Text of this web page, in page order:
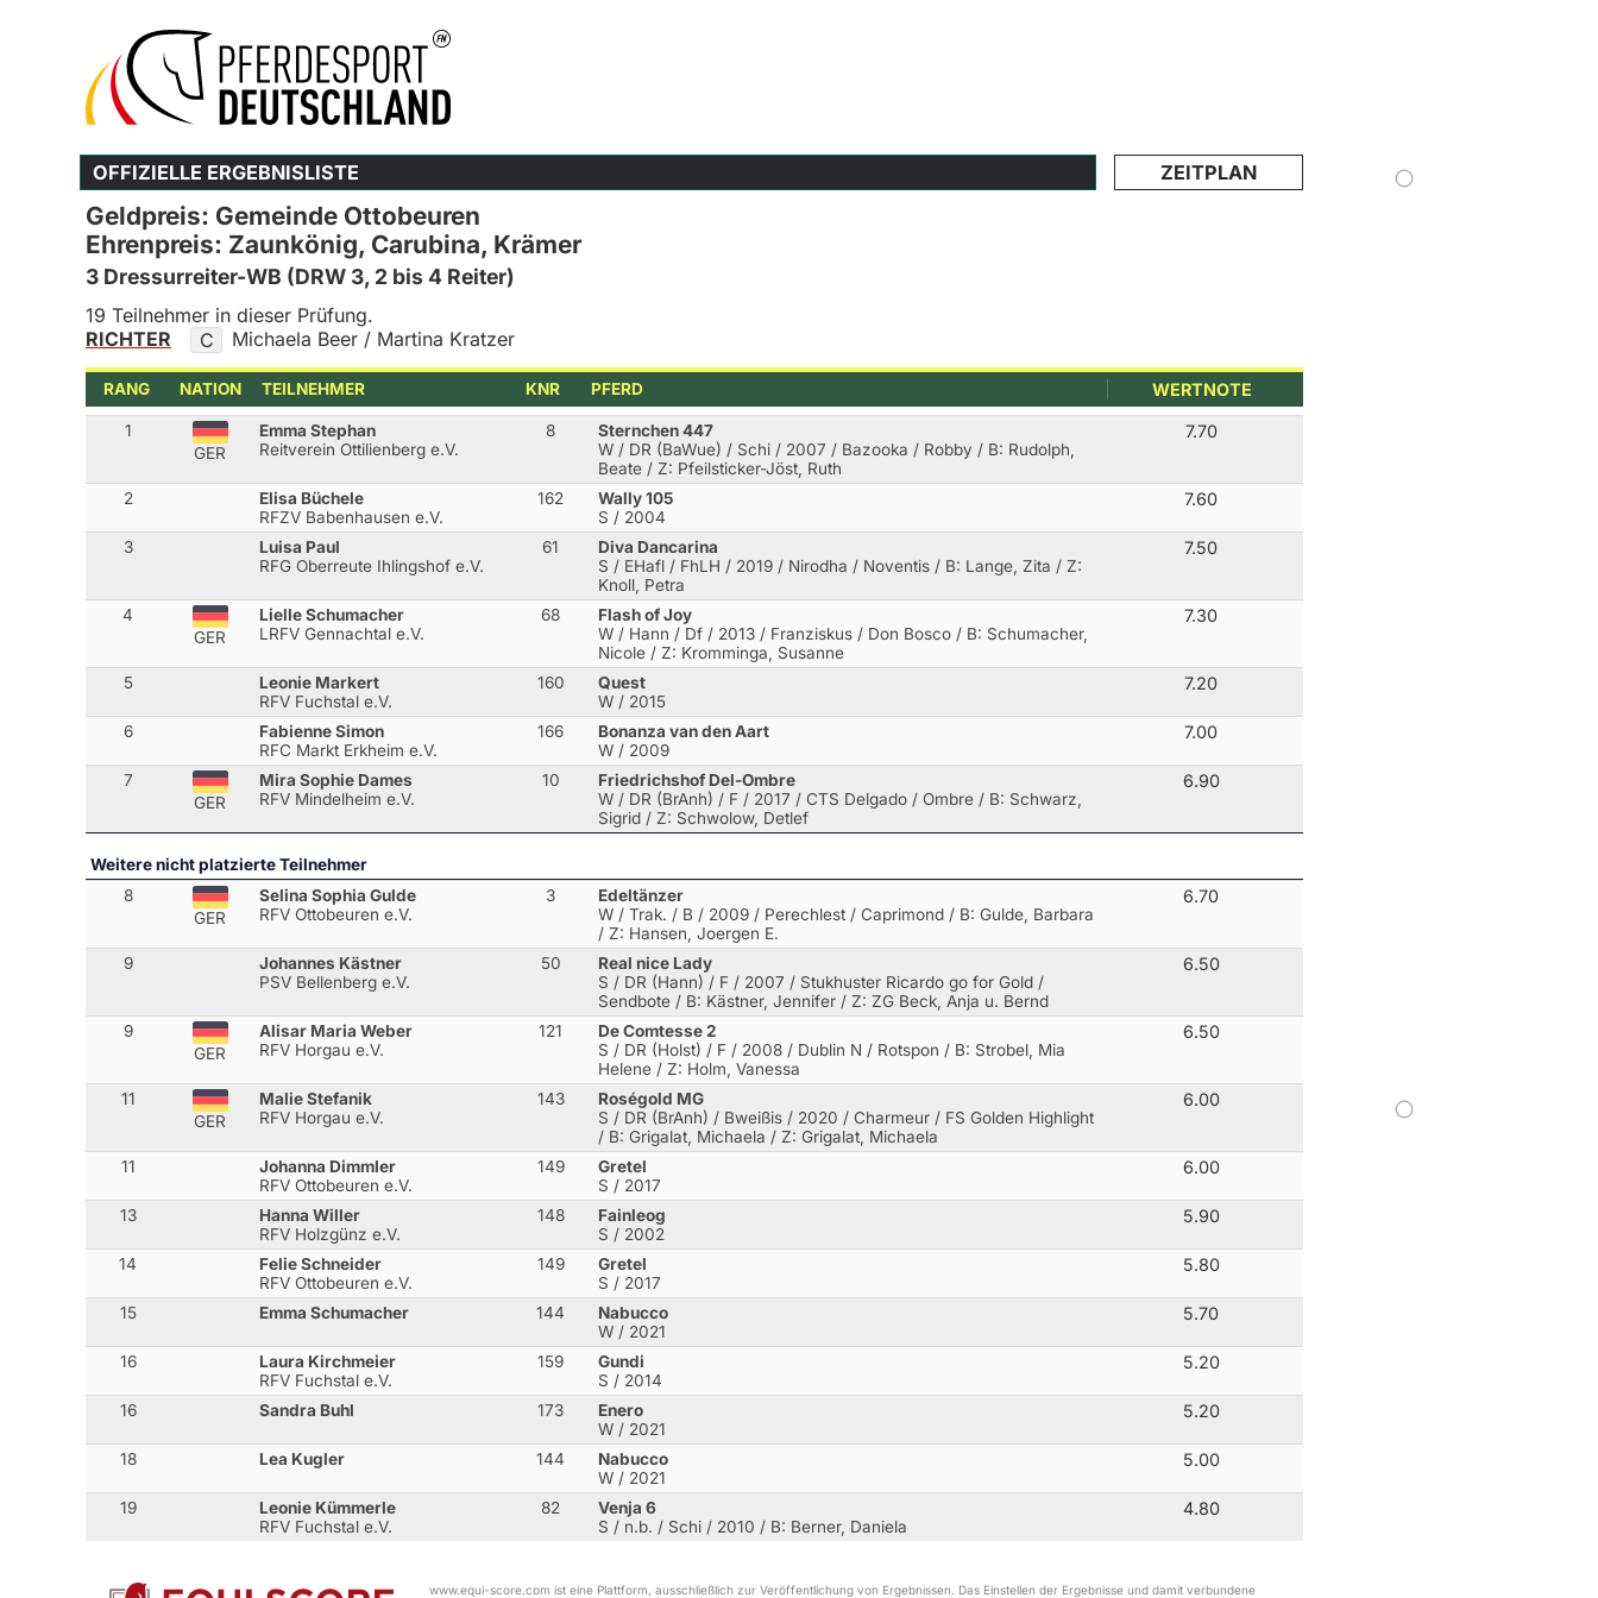
OFFIZIELLE ERGEBNISLISTE ZEITPLAN
Geldpreis: Gemeinde Ottobeuren
Ehrenpreis: Zaunkönig, Carubina, Krämer
3 Dressurreiter-WB (DRW 3, 2 bis 4 Reiter)
19 Teilnehmer in dieser Prüfung.
RICHTER
C Michaela Beer / Martina Kratzer
RANG NATION TEILNEHMER KNR PFERD WERTNOTE
1
GER
Emma Stephan
Reitverein Ottilienberg e.V.
8
Sternchen 447
W / DR (BaWue) / Schi / 2007 / Bazooka / Robby / B: Rudolph,
Beate / Z: Pfeilsticker-Jöst, Ruth
7.70
2
Elisa Büchele
RFZV Babenhausen e.V.
162
Wally 105
S / 2004
7.60
3
Luisa Paul
RFG Oberreute Ihlingshof e.V.
61
Diva Dancarina
S / EHafl / FhLH / 2019 / Nirodha / Noventis/ B: Lange, Zita / Z:
Knoll, Petra
7.50
4
GER
Lielle Schumacher
LRFV Gennachtal e.V.
68
Flash of Joy
W / Hann / Df / 2013 / Franziskus / Don Bosco/ B: Schumacher,
Nicole / Z: Kromminga, Susanne
7.30
5
Leonie Markert
RFV Fuchstal e.V.
160
Quest
W / 2015
7.20
6
Fabienne Simon
RFC Markt Erkheim e.V.
166
Bonanza van den Aart
W / 2009
7.00
7
GER
Mira Sophie Dames
RFV Mindelheim e.V.
10
Friedrichshof Del-Ombre
W / DR (BrAnh) / F / 2017 / CTS Delgado / Ombre/ B: Schwarz,
Sigrid / Z: Schwolow, Detlef
6.90
Weitere nicht platzierte Teilnehmer
8
GER
Selina Sophia Gulde
RFV Ottobeuren e.V.
3
Edeltänzer
W / Trak. / B / 2009 / Perechlest / Caprimond/ B: Gulde, Barbara
/ Z: Hansen, Joergen E.
6.70
9
Johannes Kästner
PSV Bellenberg e.V.
50
Real nice Lady
S / DR (Hann) / F / 2007 / Stukhuster Ricardo go for Gold /
Sendbote/ B: Kästner, Jennifer / Z: ZG Beck, Anja u. Bernd
6.50
9
GER
Alisar Maria Weber
RFV Horgau e.V.
121
De Comtesse 2
S / DR (Holst) / F / 2008 / Dublin N / Rotspon / B: Strobel, Mia
Helene / Z: Holm, Vanessa
6.50
11
GER
Malie Stefanik
RFV Horgau e.V.
143
Roségold MG
S / DR (BrAnh) / Bweißis / 2020 / Charmeur / FS Golden Highlight
/ B: Grigalat, Michaela / Z: Grigalat, Michaela
6.00
11
Johanna Dimmler
RFV Ottobeuren e.V.
149
Gretel
S / 2017
6.00
13
Hanna Willer
RFV Holzgünz e.V.
148
Fainleog
S / 2002
5.90
14
Felie Schneider
RFV Ottobeuren e.V.
149
Gretel
S / 2017
5.80
15 Emma Schumacher 144
Nabucco
W / 2021
5.70
16
Laura Kirchmeier
RFV Fuchstal e.V.
159
Gundi
S / 2014
5.20
16 Sandra Buhl 173
Enero
W / 2021
5.20
18 Lea Kugler 144
Nabucco
W / 2021
5.00
19
Leonie Kümmerle
RFV Fuchstal e.V.
82
Venja 6
S / n.b. / Schi / 2010 / B: Berner, Daniela
4.80
www.equi-score.com ist eine Plattform, ausschließlich zur Veröffentlichung von Ergebnissen. Das Einstellen der Ergebnisse und damit verbundene